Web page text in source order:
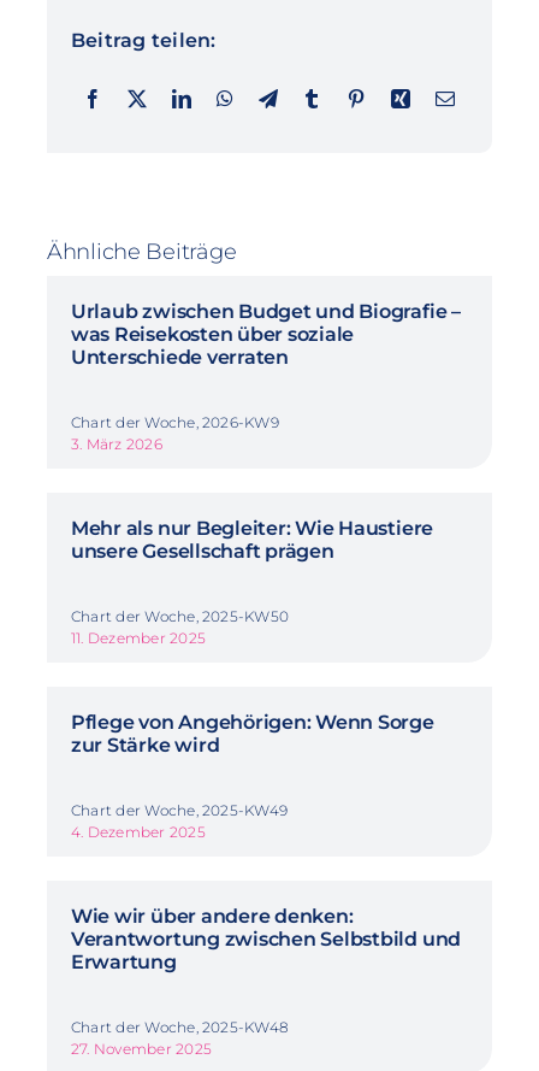
Beitrag teilen:
Ähnliche Beiträge
Urlaub zwischen Budget und Biografie –
was Reisekosten über soziale
Unterschiede verraten
Chart der Woche, 2026-KW9
3. März 2026
Mehr als nur Begleiter: Wie Haustiere
unsere Gesellschaft prägen
Chart der Woche, 2025-KW50
11. Dezember 2025
Pflege von Angehörigen: Wenn Sorge
zur Stärke wird
Chart der Woche, 2025-KW49
4. Dezember 2025
Wie wir über andere denken:
Verantwortung zwischen Selbstbild und
Erwartung
Chart der Woche, 2025-KW48
27. November 2025